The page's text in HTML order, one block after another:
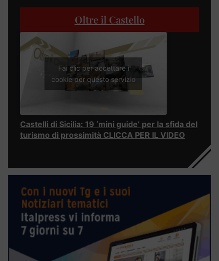
Oltre il Castello
Fai clic per accettare i
cookie per questo servizio
Castelli di Sicilia: 19 ‘mini guide’ per la sfida del
turismo di prossimità CLICCA PER IL VIDEO